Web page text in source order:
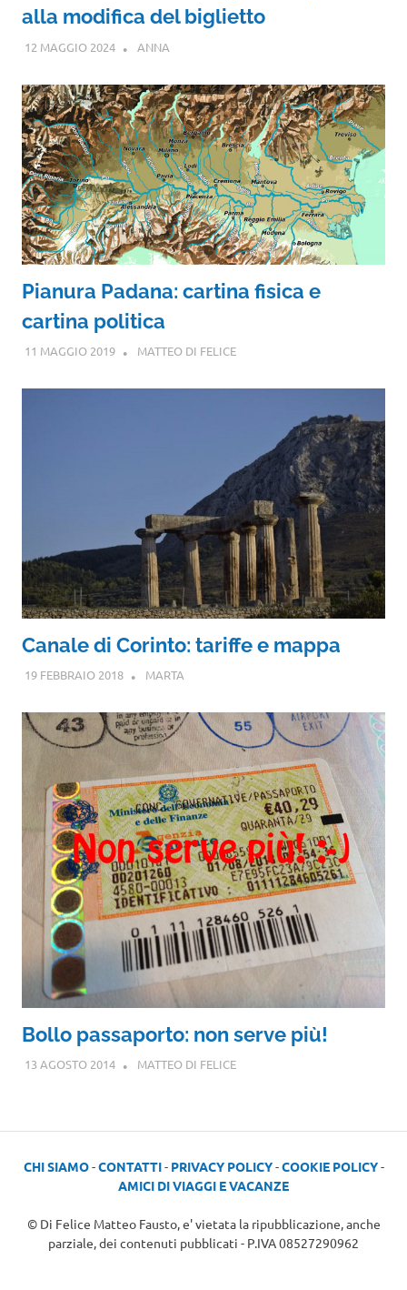
alla modifica del biglietto
12 MAGGIO 2024 ANNA
Pianura Padana: cartina fisica e
cartina politica
11 MAGGIO 2019 MATTEO DI FELICE
Canale di Corinto: tariffe e mappa
19 FEBBRAIO 2018 MARTA
Bollo passaporto: non serve più!
13 AGOSTO 2014 MATTEO DI FELICE
CHI SIAMO-CONTATTI- PRIVACY POLICY-COOKIE POLICY-
AMICI DI VIAGGI E VACANZE
© Di Felice Matteo Fausto, e' vietata la ripubblicazione, anche
parziale, dei contenuti pubblicati - P.IVA 08527290962